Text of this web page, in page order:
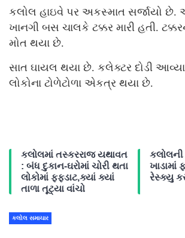
કલોલ હાઇવે પર અકસ્માત સર્જાયો
ખાનગી બસ ચાલકે ટક્કર મારી હતી.
મોત થયા છે.
સાત ઘાયલ થયા છે. કલેક્ટર દોડી આવ્યા
લોકોના ટોળેટોળા એકત્ર થયા છે.
કલોલમાં તસ્કરરાજ યથાવત
: બંધ દુકાન-ઘરોમાં ચોરી થતા
લોકોમાં ફફડાટ,ક્યાં ક્યાં
તાળા તૂટ્યા વાંચો
કલોલની
રેસ્ક્યુ
કલોલ સમાચાર